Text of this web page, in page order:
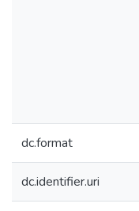
dc.format
dc.identifier.uri